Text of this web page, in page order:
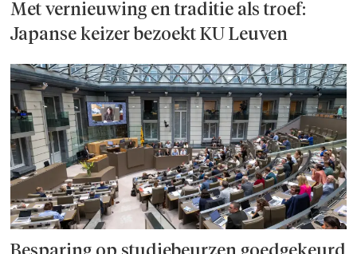
Met vernieuwing en traditie als troef:
Japanse keizer bezoekt KU Leuven